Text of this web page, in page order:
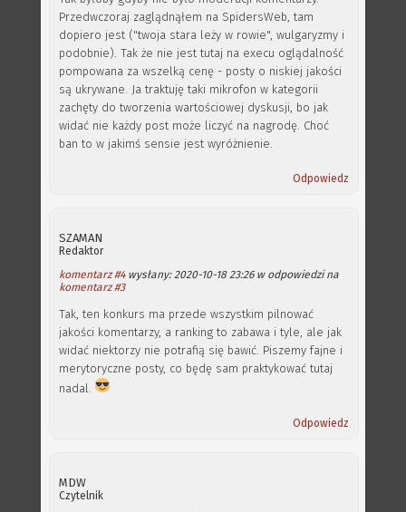
Przedwczoraj zaglądnąłem na SpidersWeb, tam
dopiero jest ("twoja stara leży w rowie", wulgaryzmy i
podobnie). Tak że nie jest tutaj na execu oglądalność
pompowana za wszelką cenę - posty o niskiej jakości
są ukrywane. Ja traktuję taki mikrofon w kategorii
zachęty do tworzenia wartościowej dyskusji, bo jak
widać nie każdy post może liczyć na nagrodę. Choć
ban to w jakimś sensie jest wyróżnienie.
Odpowiedz
SZAMAN
Redaktor
komentarz #4wysłany: 2020-10-18 23:26 w odpowiedzi na
komentarz #3
Tak, ten konkurs ma przede wszystkim pilnować
jakości komentarzy, a ranking to zabawa i tyle, ale jak
widać niektorzy nie potrafią się bawić. Piszemy fajne i
merytoryczne posty, co będę sam praktykować tutaj
nadal.
Odpowiedz
MDW
Czytelnik